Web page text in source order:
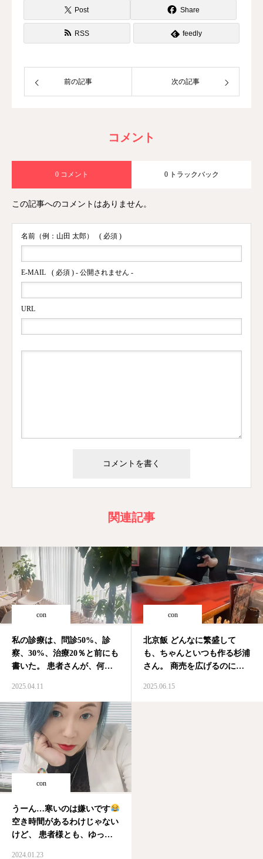
Post Share
RSS feedly
前の記事 次の記事
コメント
0 コメント 0 トラックバック
この記事へのコメントはありません。
名前（例：山田 太郎） ( 必須 )
E-MAIL ( 必須 ) - 公開されません -
URL
関連記事
con
私の診療は、問診50%、診
察、30%、治療20％と前にも
書いた。 患者さんが、何を
たか… 全ては、どうされま
したか
と和かに聞く… そ
こから全てが始まる。推論を
絞り込むように、時には患者
さんがいた場所の気象情報、
地…
2025.04.11
con
北京飯 どんなに繁盛して
も、ちゃんといつも作る杉浦
さん。 商売を広げるのにセ
店員さん任せにするところも
2025.06.15
con
うーん…寒いのは嫌いです
空き時間があるわけじゃない
けど、 患者様とも、ゆった
2024.01.23